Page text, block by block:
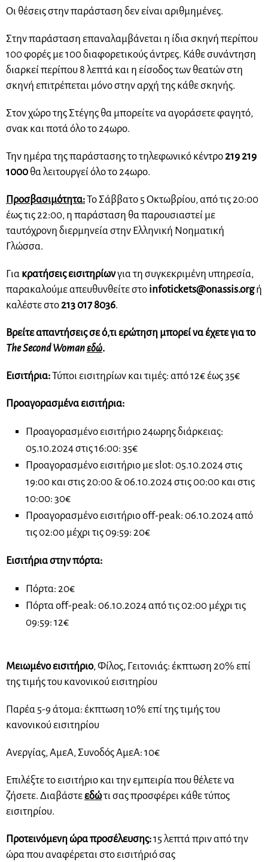
Οι θέσεις στην παράσταση δεν είναι αριθμημένες.
Στην παράσταση επαναλαμβάνεται η ίδια σκηνή περίπου
100 φορές με 100 διαφορετικούς άντρες. Κάθε συνάντηση
διαρκεί περίπου 8 λεπτά και η είσοδος των θεατών στη
σκηνή επιτρέπεται μόνο στην αρχή της κάθε σκηνής.
Στον χώρο της Στέγης θα μπορείτε να αγοράσετε φαγητό,
σνακ και ποτά όλο το 24ωρο.
Την ημέρα της παράστασης το τηλεφωνικό κέντρο 219 219
1000 θα λειτουργεί όλο το 24ωρο.
Προσβασιμότητα:Το Σάββατο 5 Οκτωβρίου, από τις 20:00
έως τις 22:00, η παράσταση θα παρουσιαστεί με
ταυτόχρονη διερμηνεία στην Ελληνική Νοηματική
Γλώσσα.
Για κρατήσεις εισιτηρίωνγια τη συγκεκριμένη υπηρεσία,
παρακαλούμε απευθυνθείτε στο infotickets@onassis.orgή
καλέστε στο 213 017 8036.
Βρείτε απαντήσεις σε ό,τι ερώτηση μπορεί να έχετε για το
The Second Womanεδώ.
Εισιτήρια:Τύποι εισιτηρίων και τιμές: από 12€ έως 35€
Προαγορασμένα εισιτήρια:
Προαγορασμένο εισιτήριο 24ωρης διάρκειας:
05.10.2024 στις 16:00: 35€
Προαγορασμένο εισιτήριο με slot: 05.10.2024 στις
19:00 και στις 20:00 & 06.10.2024 στις 00:00 και στις
10:00: 30€
Προαγορασμένο εισιτήριο off-peak: 06.10.2024 από
τις 02:00 μέχρι τις 09:59: 20€
Εισιτήρια στην πόρτα:
Πόρτα: 20€
Πόρτα off-peak: 06.10.2024 από τις 02:00 μέχρι τις
09:59: 12€
Μειωμένο εισιτήριο, Φίλος, Γειτονιάς: έκπτωση 20% επί
της τιμής του κανονικού εισιτηρίου
Παρέα 5-9 άτομα: έκπτωση 10% επί της τιμής του
κανονικού εισιτηρίου
Ανεργίας, ΑμεΑ, Συνοδός ΑμεΑ: 10€
Επιλέξτε το εισιτήριο και την εμπειρία που θέλετε να
ζήσετε. Διαβάστεεδώτι σας προσφέρει κάθε τύπος
εισιτηρίου.
Προτεινόμενη ώρα προσέλευσης:15 λεπτά πριν από την
ώρα που αναφέρεται στο εισιτήριό σας